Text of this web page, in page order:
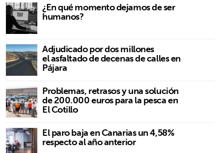
¿En qué momento dejamos de ser
humanos?
Adjudicado por dos millones
el asfaltado de decenas de calles en
Pájara
Problemas, retrasos y una solución
de 200.000 euros para la pesca en
El Cotillo
El paro baja en Canarias un 4,58%
respecto al año anterior